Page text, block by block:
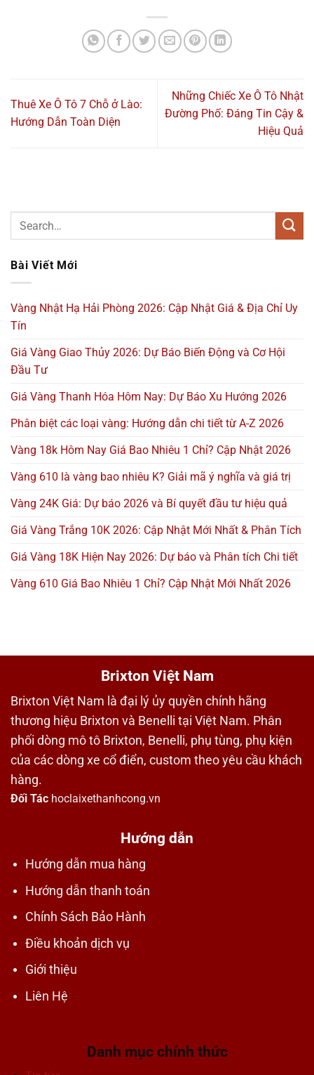
Thuê Xe Ô Tô 7 Chỗ ở Lào:
Hướng Dẫn Toàn Diện
Những Chiếc Xe Ô Tô Nhật
Đường Phố: Đáng Tin Cậy &
Hiệu Quả
Bài Viết Mới
Vàng Nhật Hạ Hải Phòng 2026: Cập Nhật Giá & Địa Chỉ Uy
Tín
Giá Vàng Giao Thủy 2026: Dự Báo Biến Động và Cơ Hội
Đầu Tư
Giá Vàng Thanh Hóa Hôm Nay: Dự Báo Xu Hướng 2026
Phân biệt các loại vàng: Hướng dẫn chi tiết từ A-Z 2026
Vàng 18k Hôm Nay Giá Bao Nhiêu 1 Chỉ? Cập Nhật 2026
Vàng 610 là vàng bao nhiêu K? Giải mã ý nghĩa và giá trị
Vàng 24K Giá: Dự báo 2026 và Bí quyết đầu tư hiệu quả
Giá Vàng Trắng 10K 2026: Cập Nhật Mới Nhất & Phân Tích
Giá Vàng 18K Hiện Nay 2026: Dự báo và Phân tích Chi tiết
Vàng 610 Giá Bao Nhiêu 1 Chỉ? Cập Nhật Mới Nhất 2026
Brixton Việt Nam
Brixton Việt Nam là đại lý ủy quyền chính hãng
thương hiệu Brixton và Benelli tại Việt Nam. Phân
phối dòng mô tô Brixton, Benelli, phụ tùng, phụ kiện
của các dòng xe cổ điển, custom theo yêu cầu khách
hàng.
Đối Tác hoclaixethanhcong.vn
Hướng dẫn
Hướng dẫn mua hàng
Hướng dẫn thanh toán
Chính Sách Bảo Hành
Điều khoản dịch vụ
Giới thiệu
Liên Hệ
Danh mục chính thức